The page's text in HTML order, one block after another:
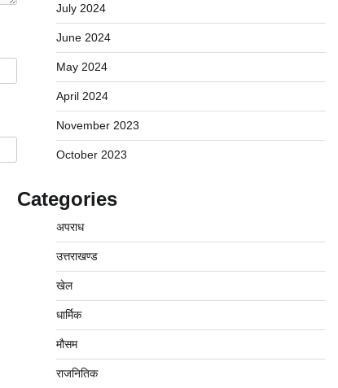
July 2024
June 2024
May 2024
April 2024
November 2023
October 2023
Categories
अपराध
उत्तराखण्ड
खेल
धार्मिक
मौसम
राजनितिक